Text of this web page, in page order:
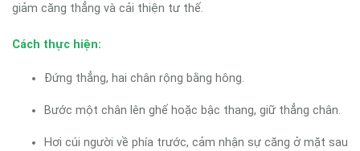
giảm căng thẳng và cải thiện tư thế.
Cách thực hiện:
Đứng thẳng, hai chân rộng bằng hông.
Bước một chân lên ghế hoặc bậc thang, giữ thẳng chân.
Hơi cúi người về phía trước, cảm nhận sự căng ở mặt sau